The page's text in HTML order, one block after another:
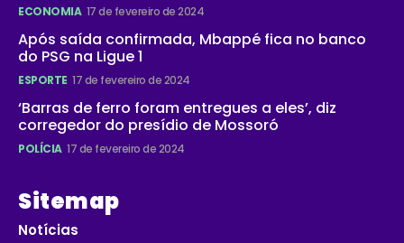
ECONOMIA 17 de fevereiro de 2024
Após saída confirmada, Mbappé fica no banco
do PSG na Ligue 1
ESPORTE 17 de fevereiro de 2024
‘Barras de ferro foram entregues a eles’, diz
corregedor do presídio de Mossoró
POLÍCIA 17 de fevereiro de 2024
Sitemap
Notícias